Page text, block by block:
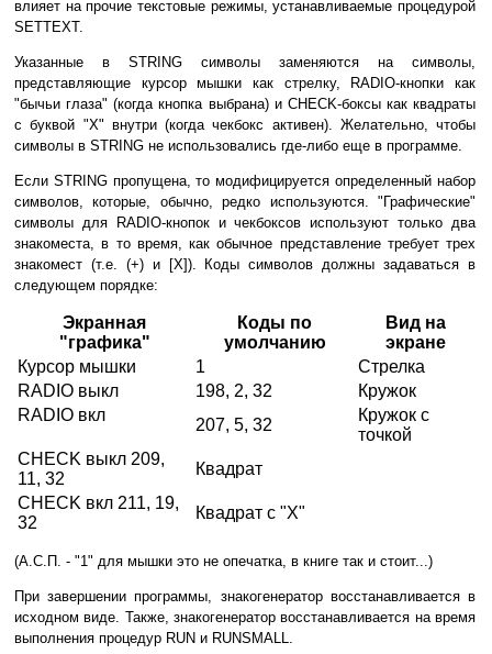
влияет на прочие текстовые режимы, устанавливаемые процедурой
SETTEXT.
Указанные в STRING символы заменяются на символы,
представляющие курсор мышки как стрелку, RADIO-кнопки как
"бычьи глаза" (когда кнопка выбрана) и CHECK-боксы как квадраты
с буквой "Х" внутри (когда чекбокс активен). Желательно, чтобы
символы в STRING не использовались где-либо еще в программе.
Если STRING пропущена, то модифицируется определенный набор
символов, которые, обычно, редко используются. "Графические"
символы для RADIO-кнопок и чекбоксов используют только два
знакоместа, в то время, как обычное представление требует трех
знакомест (т.е. (+) и [Х]). Коды символов должны задаваться в
следующем порядке:
Экранная
"графика"
Коды по
умолчанию
Вид на
экране
Курсор мышки
1
Стрелка
RADIO выкл
198, 2, 32
Кружок
RADIO вкл
207, 5, 32
Кружок с
точкой
CHECK выкл 209,
11, 32
Квадрат
CHECK вкл 211, 19,
32
Квадрат с "Х"
(А.С.П. - "1" для мышки это не опечатка, в книге так и стоит...)
При завершении программы, знакогенератор восстанавливается в
исходном виде. Также, знакогенератор восстанавливается на время
выполнения процедур RUN и RUNSMALL.